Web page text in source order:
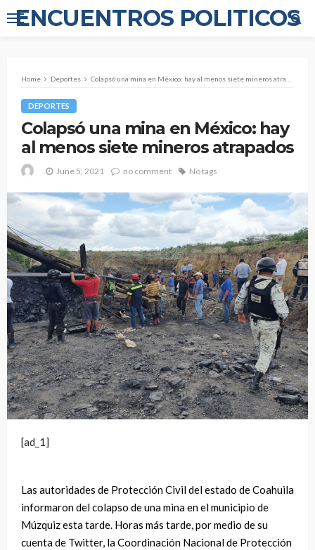
ENCUENTROS POLITICOS
Home Deportes Colapsó una mina en México: hay al menos siete mineros atrapados
DEPORTES
Colapsó una mina en México: hay
al menos siete mineros atrapados
June 5, 2021 no comment No tags
[ad_1]
Las autoridades de Protección Civil del estado de Coahuila
informaron del colapso de una mina en el municipio de
Múzquiz esta tarde. Horas más tarde, por medio de su
cuenta de Twitter, la Coordinación Nacional de Protección